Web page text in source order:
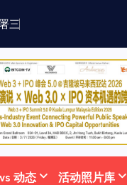
三
动态 活动照片库